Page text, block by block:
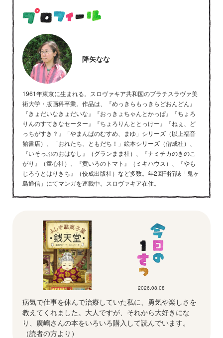
降矢なな
1961年東京に生まれる。スロヴァキア共和国のブラチスラヴァ美
術大学・版画科卒業。作品は、『めっきらもっきらどおんどん』
『きょだいなきょだいな』『おっきょちゃんとかっぱ』『ちょろ
りんのすてきなセーター』『ちょろりんととっけー』『ねぇ、ど
っちがすき？』「やまんばのむすめ、まゆ」シリーズ（以上福音
館書店）、「おれたち、ともだち！」絵本シリーズ（偕成社）、
『いそっぷのおはなし』（グランまま社）、『ナミチカのきのこ
がり』（童心社）、『黄いろのトマト』（ミキハウス）、『やも
じろうとはりきち』（佼成出版社）など多数。年2回刊行誌「鬼ヶ
島通信」にてマンガを連載中。スロヴァキア在住。
2026.08.08
病気で仕事を休んで治療していた私に、勇気や楽しさを
教えてくれました。大人ですが、それから大好きにな
り、廣嶋さんの本をいろいろ購入して読んでいます。
（読者の方より）